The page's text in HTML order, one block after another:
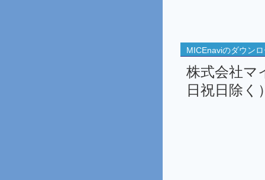
MICEnaviのダウン
株式会社マ
日祝日除く